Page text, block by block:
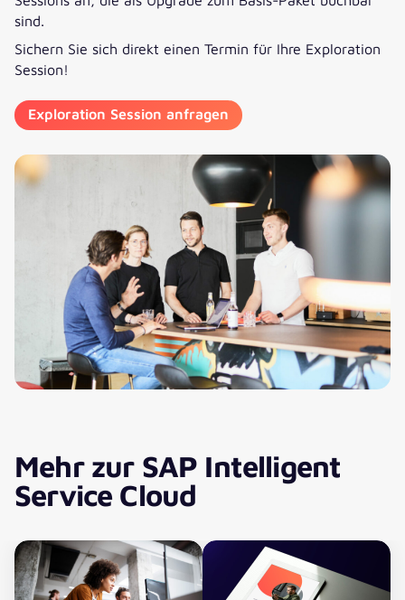
sind.
Sichern Sie sich direkt einen Termin für Ihre Exploration
Session!
Exploration Session anfragen
Mehr zur SAP Intelligent
Service Cloud